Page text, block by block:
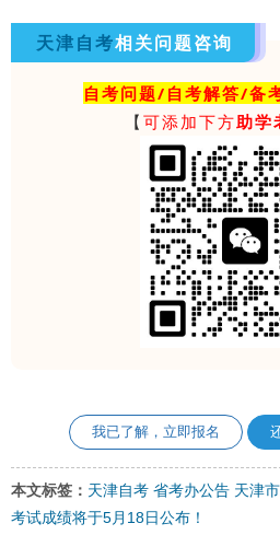
天津自考相关问题咨询
自考问题/自考解答/备
【 可添加下方助学
我已了解，立即报名
本文标签： 天津自考 省考办公告 天津
考试成绩将于5月18日公布！